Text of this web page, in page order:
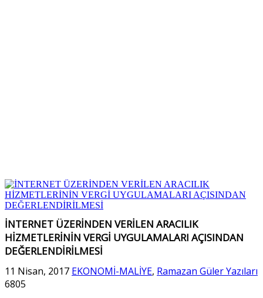
İNTERNET ÜZERİNDEN VERİLEN ARACILIK
HİZMETLERİNİN VERGİ UYGULAMALARI AÇISINDAN
DEĞERLENDİRİLMESİ
11 Nisan, 2017 EKONOMİ-MALİYE, Ramazan Güler Yazıları
6805